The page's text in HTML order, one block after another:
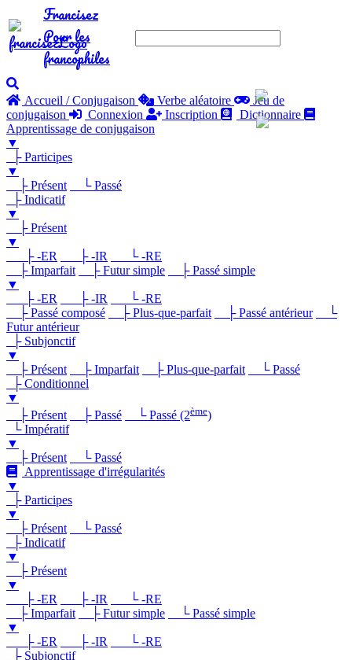
Francisez
Pour les
francophiles
Accueil / Conjugaison Verbe aléatoire
Jeu de
conjugaison
Connexion Inscription
Dictionnaire
Apprentissage de conjugaison
▼
├ Participes
▼
├ Présent
└ Passé
├ Indicatif
▼
├ Présent
▼
├ -ER
├ -IR
└ -RE
├ Imparfait
├ Futur simple
├ Passé simple
▼
├ -ER
├ -IR
└ -RE
├ Passé composé
├ Plus-que-parfait ├ Passé antérieur
└
Futur antérieur
├ Subjonctif
▼
├ Présent
├ Imparfait ├ Plus-que-parfait
└ Passé
├ Conditionnel
▼
├ Présent
├ Passé └ Passé (2ème)
└ Impératif
▼
├ Présent
└ Passé
Apprentissage d'irrégularités
▼
├ Participes
▼
├ Présent
└ Passé
├ Indicatif
▼
├ Présent
▼
├ -ER
├ -IR
└ -RE
├ Imparfait
├ Futur simple
└ Passé simple
▼
├ -ER
├ -IR
└ -RE
├ Subjonctif